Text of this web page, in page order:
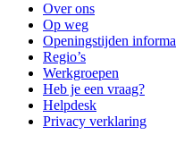
Over ons
Op weg
Openingstijden
Regio’s
Werkgroepen
Heb je een vraag?
Helpdesk
Privacy verklaring